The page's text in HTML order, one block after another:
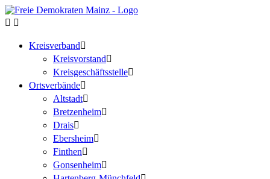
Kreisverband
Kreisvorstand
Kreisgeschäftsstelle
Ortsverbände
Altstadt
Bretzenheim
Drais
Ebersheim
Finthen
Gonsenheim